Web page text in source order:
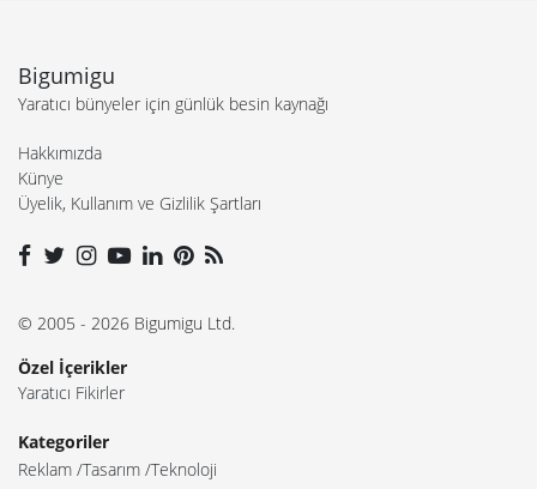
Bigumigu
Yaratıcı bünyeler için günlük besin kaynağı
Hakkımızda
Künye
Üyelik, Kullanım ve Gizlilik Şartları
© 2005 - 2026 Bigumigu Ltd.
Özel İçerikler
Yaratıcı Fikirler
Kategoriler
Reklam Tasarım Teknoloji